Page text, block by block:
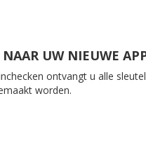
NAAR UW NIEUWE
ontvangt u alle
worden.